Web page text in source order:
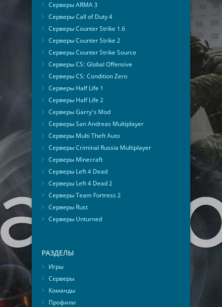
Серверы ARMA 3
Серверы Call of Duty 4
Серверы Counter Strike 1.6
Серверы Counter Strike 2
Серверы Counter Strike Source
Серверы CS: Global Offensive
Серверы CS: Condition Zero
Серверы Half Life 1
Серверы Half Life 2
Серверы Garry's Mod
Серверы San Andreas Multiplayer
Серверы Multi Theft Auto
Серверы Criminal Russia Multiplayer
Серверы Minecraft
Серверы Left 4 Dead
Серверы Left 4 Dead 2
Серверы Team Fortress 2
Серверы Rust
Серверы Unturned
РАЗДЕЛЫ
Игры
Серверы
Команды
Профили